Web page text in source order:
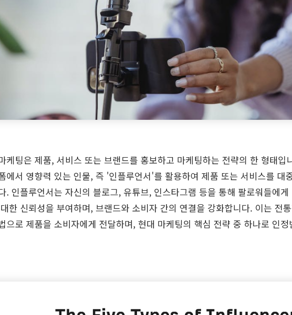
케팅은 제품, 서비스 또는 브랜드를 홍보하고 마케팅하는 전략의 한 형태입
에서 영향력 있는 인물, 즉 '인플루언서'를 활용하여 제품 또는 서비스를 대
. 인플루언서는 자신의 블로그, 유튜브, 인스타그램 등을 통해 팔로워들에
한 신뢰성을 부여하며, 브랜드와 소비자 간의 연결을 강화합니다. 이는 전
으로 제품을 소비자에게 전달하며, 현대 마케팅의 핵심 전략 중 하나로 인